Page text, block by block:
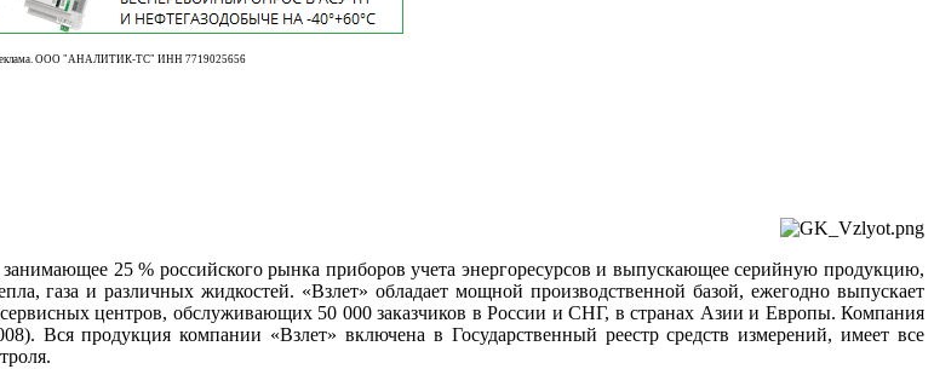
ООО "АНАЛИТИК-ТС" ИНН 7719025656
25 % российского рынка приборов учета энергоресурсов и выпускающее серийную продукцию,
газа и различных жидкостей. «Взлет» обладает мощной производственной базой, ежегодно выпускает
центров, обслуживающих 50 000 заказчиков в России и СНГ, в странах Азии и Европы. Компания
Вся продукция компании «Взлет» включена в Государственный реестр средств измерений, имеет все